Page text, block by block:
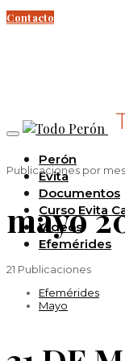
Contacto
Perón
Evita
Documentos
Curso Evita
Videos
Efemérides
Publicaciones por mes
mayo
21 Publicaciones
Efemérides
Mayo